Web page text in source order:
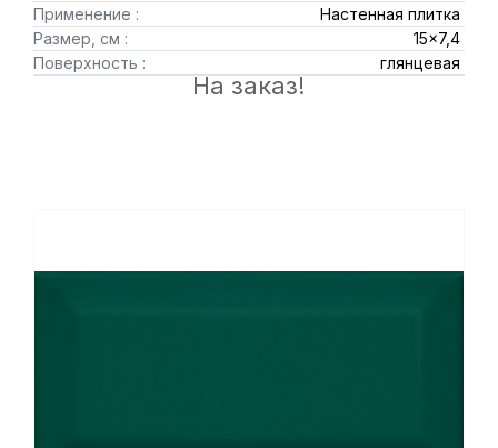
Применение :
Настенная плитка
Размер, см :
15x7,4
Поверхность :
глянцевая
На заказ!